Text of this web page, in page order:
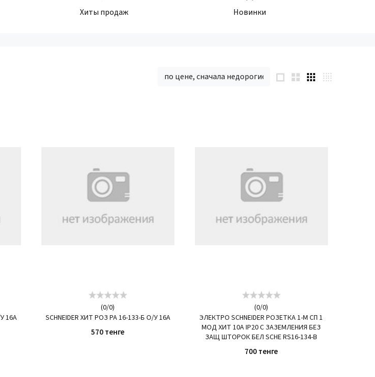
Хиты продаж Новинки
по цене, сначала недорогие
16А
(0/0)
SCHNEIDER ХИТ РОЗ РА 16-133-Б О/У 16А
570 тенге
(0/0)
ЭЛЕКТРО SCHNEIDER РОЗЕТКА 1-М СП 1
МОД ХИТ 10А IP20 C ЗАЗЕМЛЕНИЯ БЕЗ
ЗАЩ ШТОРОК БЕЛ SCHE RS16-134-B
700 тенге